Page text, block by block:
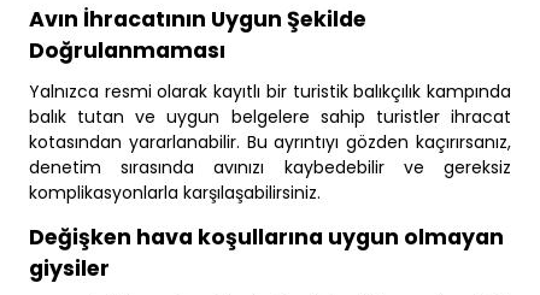
Avın İhracatının Uygun Şekilde
Doğrulanmaması
Yalnızca resmi olarak kayıtlı bir turistik balıkçılık kampında
balık tutan ve uygun belgelere sahip turistler ihracat
kotasından yararlanabilir. Bu ayrıntıyı gözden kaçırırsanız,
denetim sırasında avınızı kaybedebilir ve gereksiz
komplikasyonlarla karşılaşabilirsiniz.
Değişken hava koşullarına uygun olmayan
giysiler